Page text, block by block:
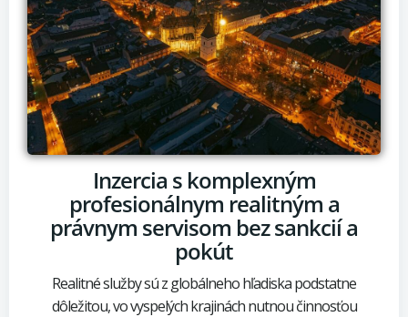
Inzercia s komplexným
profesionálnym realitným a
právnym servisom bez sankcií a
pokút
Realitné služby sú z globálneho hľadiska podstatne
dôležitou, vo vyspelých krajinách nutnou činnosťou